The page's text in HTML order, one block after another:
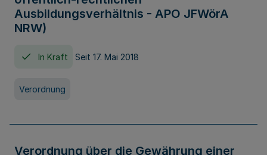
Ausbildungsverhältnis - APO JFWörA
NRW)
In Kraft Seit 17. Mai 2018
Verordnung
Verordnung über die Gewährung einer